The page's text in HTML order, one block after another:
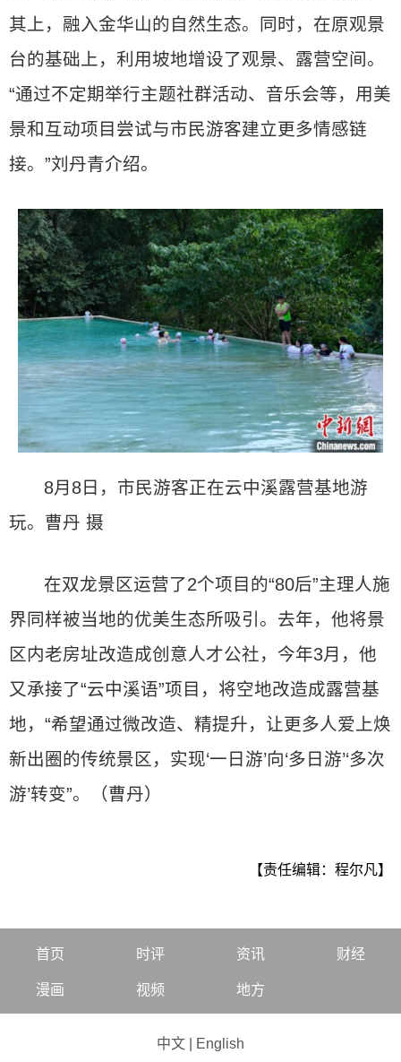
其上，融入金华山的自然生态。同时，在原观景
台的基础上，利用坡地增设了观景、露营空间。
“通过不定期举行主题社群活动、音乐会等，用美
景和互动项目尝试与市民游客建立更多情感链
接。”刘丹青介绍。
8月8日，市民游客正在云中溪露营基地游
玩。曹丹 摄
在双龙景区运营了2个项目的“80后”主理人施
界同样被当地的优美生态所吸引。去年，他将景
区内老房址改造成创意人才公社，今年3月，他
又承接了“云中溪语”项目，将空地改造成露营基
地，“希望通过微改造、精提升，让更多人爱上焕
新出圈的传统景区，实现‘一日游’向‘多日游’‘多次
游’转变”。（曹丹）
【责任编辑：程尔凡】
首页 时评 资讯 财经
漫画 视频 地方
中文 English